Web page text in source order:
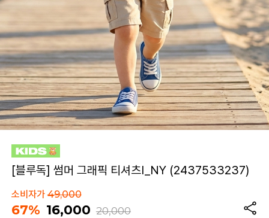
[블루독] 썸머 그래픽 티셔츠I_NY (2437533237)
소비자가49,000
67% 16,000 20,000